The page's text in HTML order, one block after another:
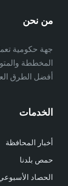
من نحن
جهة حكومية
المخططة
أفضل الطرق
الخدمات
أخبار المحافظة
حمص بلدنا
الحصاد